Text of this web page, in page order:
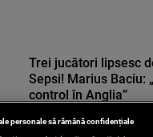
Trei jucători lipsesc
Sepsi! Marius Baciu:
control în Anglia”
personale să rămână confidențiale